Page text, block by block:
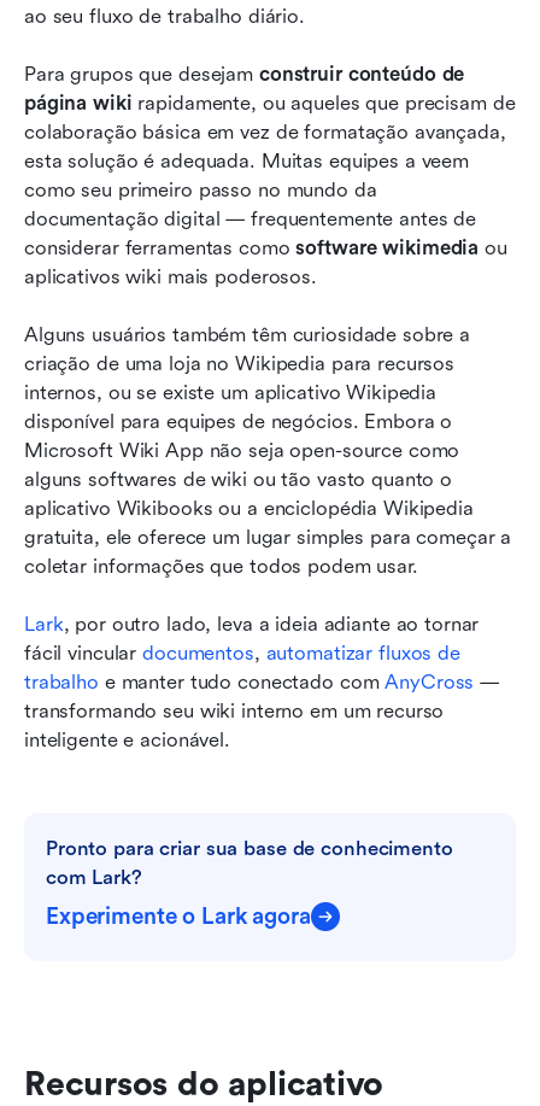
ao seu fluxo de trabalho diário.
Para grupos que desejam construir conteúdo de
página wiki rapidamente, ou aqueles que precisam de
colaboração básica em vez de formatação avançada,
esta solução é adequada. Muitas equipes a veem
como seu primeiro passo no mundo da
documentação digital — frequentemente antes de
considerar ferramentas como software wikimedia ou
aplicativos wiki mais poderosos.
Alguns usuários também têm curiosidade sobre a
criação de uma loja no Wikipedia para recursos
internos, ou se existe um aplicativo Wikipedia
disponível para equipes de negócios. Embora o
Microsoft Wiki App não seja open-source como
alguns softwares de wiki ou tão vasto quanto o
aplicativo Wikibooks ou a enciclopédia Wikipedia
gratuita, ele oferece um lugar simples para começar a
coletar informações que todos podem usar.
Lark, por outro lado, leva a ideia adiante ao tornar
fácil vincular documentos, automatizar fluxos de
trabalho e manter tudo conectado com AnyCross —
transformando seu wiki interno em um recurso
inteligente e acionável.
Pronto para criar sua base de conhecimento
com Lark?
Experimente o Lark agora
Recursos do aplicativo